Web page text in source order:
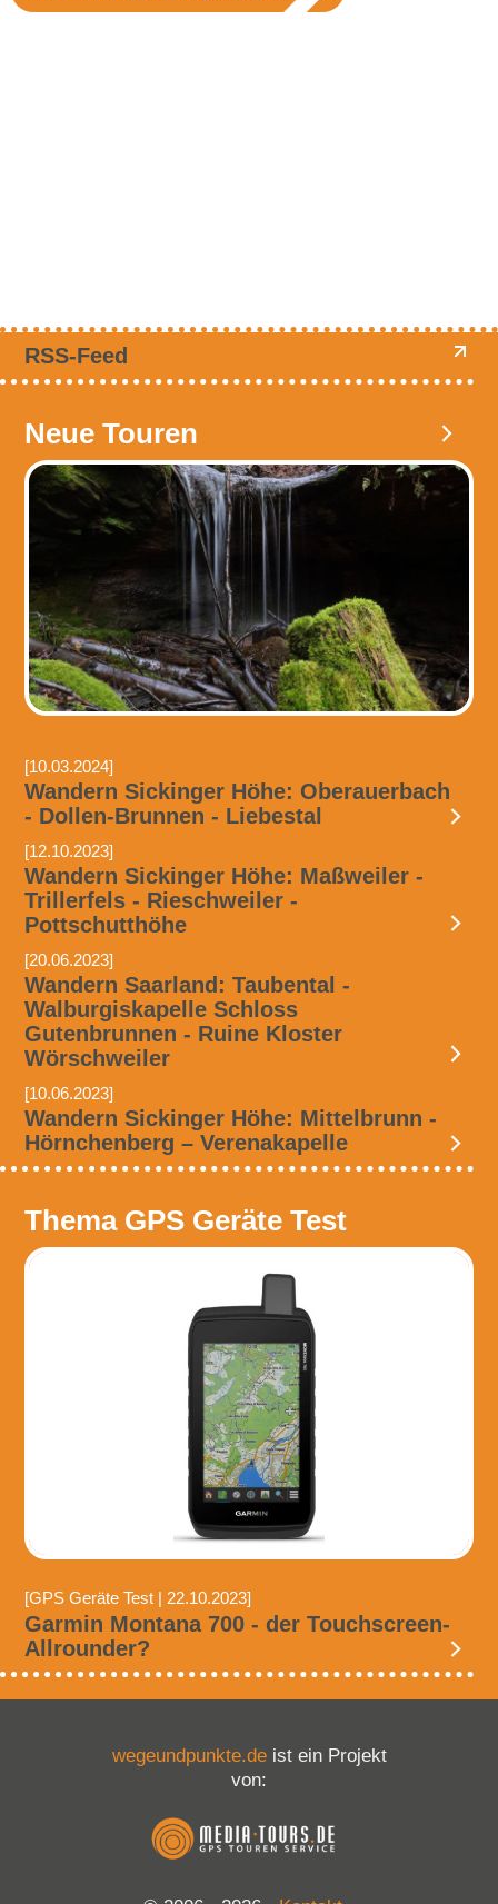
RSS-Feed
Neue Touren
[10.03.2024]
Wandern Sickinger Höhe: Oberauerbach
- Dollen-Brunnen - Liebestal
[12.10.2023]
Wandern Sickinger Höhe: Maßweiler -
Trillerfels - Rieschweiler -
Pottschutthöhe
[20.06.2023]
Wandern Saarland: Taubental -
Walburgiskapelle Schloss
Gutenbrunnen - Ruine Kloster
Wörschweiler
[10.06.2023]
Wandern Sickinger Höhe: Mittelbrunn -
Hörnchenberg – Verenakapelle
Thema GPS Geräte Test
[GPS Geräte Test | 22.10.2023]
Garmin Montana 700 - der Touchscreen-
Allrounder?
wegeundpunkte.deist ein Projekt
von: